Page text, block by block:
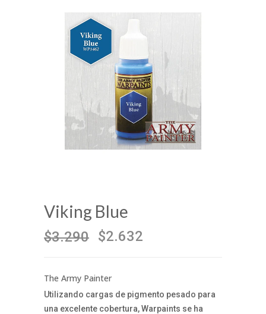
Viking Blue
$3.290 $2.632
The Army Painter
Utilizando cargas de pigmento pesado para
una excelente cobertura, Warpaints se ha